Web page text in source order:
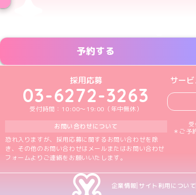
予約する
めいどりーみんTikTok公
めいどりーみんX公
めいどりーみ
めいどり
めい
採用応募
03-6272-3263
受付時間：10:00～19:00（年中無休）
お問い合わせについて
恐れ入りますが、採用応募に関するお問い合わせを除
き、その他のお問い合わせはメールまたはお問い合わせ
フォームよりご連絡をお願いいたします。
サー
＊ご予
企業情報 サイト利用について